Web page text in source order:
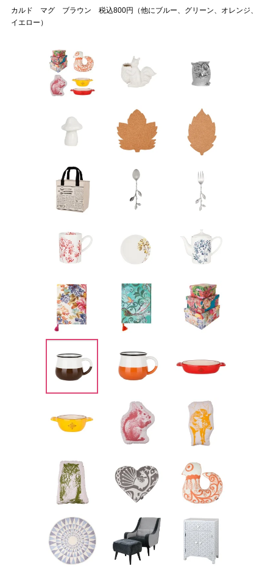
カルド マグ ブラウン 税込800円（他にブルー、グリーン、オレンジ、
イエロー）